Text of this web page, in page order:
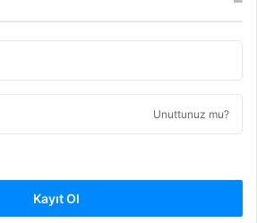
Unuttunuz mu?
Kayıt Ol